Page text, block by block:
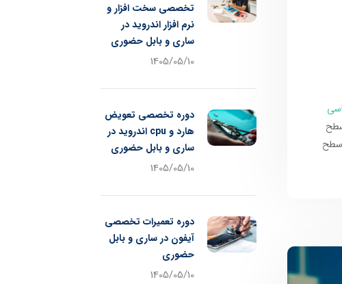
سطح
تخصصی سخت افزار و
نرم افزار اندروید در
ساری و بابل حضوری
1405/05/10
دوره تخصصی تعویض
هارد و cpu اندروید در
ساری و بابل حضوری
1405/05/10
دوره تعمیرات تخصصی
آیفون در ساری و بابل
حضوری
1405/05/10